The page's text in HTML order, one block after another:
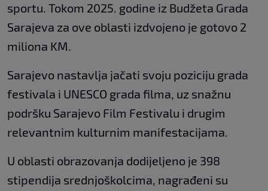
sportu. Tokom 2025. godine iz Budžeta Grada
Sarajeva za ove oblasti izdvojeno je gotovo 2
miliona KM.
Sarajevo nastavlja jačati svoju poziciju grada
festivala i UNESCO grada filma, uz snažnu
podršku Sarajevo Film Festivalu i drugim
relevantnim kulturnim manifestacijama.
U oblasti obrazovanja dodijeljeno je 398
stipendija srednjoškolcima, nagrađeni su